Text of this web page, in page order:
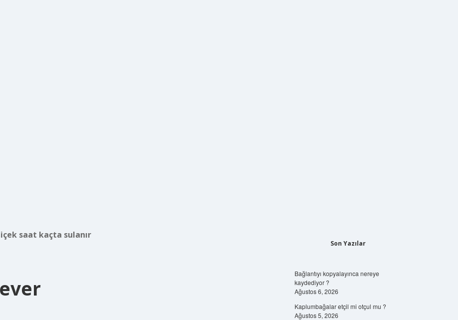
saat kaçta sulanır
Son Yazılar
Bağlantıyı kopyalayınca nereye
kaydediyor ?
Ağustos 6, 2026
Kaplumbağalar etçil mi otçul mu ?
Ağustos 5, 2026